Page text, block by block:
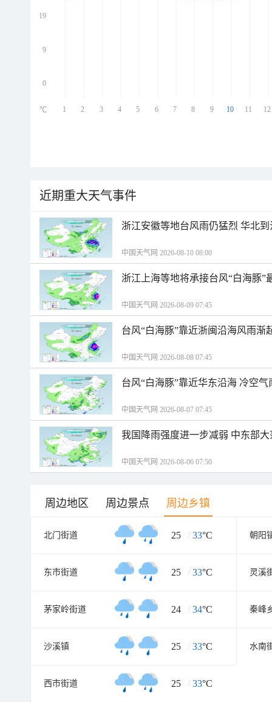
19
9
0
1 2 3 4 5 6 7 8 9 10 11 12
℃
近期重大天气事件
浙江安徽等地台风雨仍猛烈 华北
中国天气网 2026-08-10 08:00
浙江上海等地将承接台风“白海豚”
中国天气网 2026-08-09 07:45
台风“白海豚”靠近浙闽沿海风雨渐
中国天气网 2026-08-08 07:45
台风“白海豚”靠近华东沿海 冷空
中国天气网 2026-08-07 07:45
我国降雨强度进一步减弱 中东部
中国天气网 2026-08-06 07:50
周边地区 周边景点 周边乡镇
北门街道 25 / 33°C 朝阳
东市街道 25 / 33°C 灵溪
茅家岭街道 24 / 34°C 秦峰
沙溪镇 25 / 33°C 水南
西市街道 25 / 33°C